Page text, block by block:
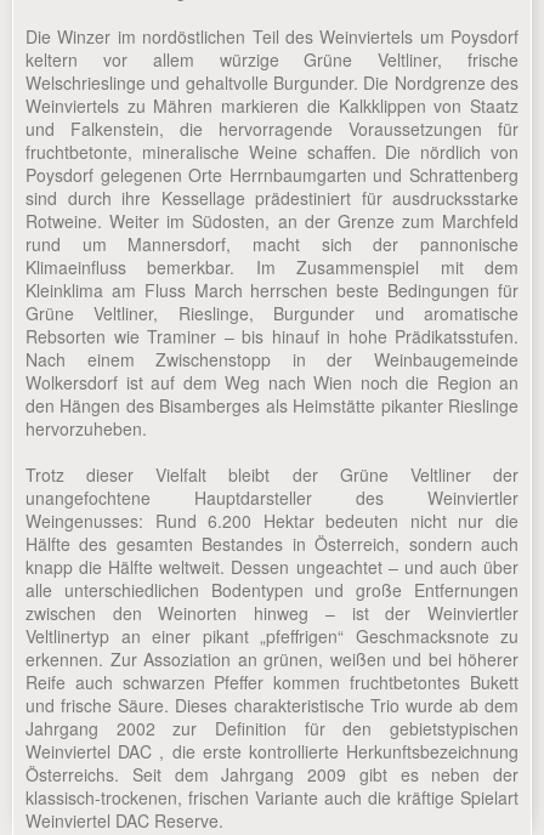
Die Winzer im nordöstlichen Teil des Weinviertels um Poysdorf
keltern vor allem würzige Grüne Veltliner, frische
Welschrieslinge und gehaltvolle Burgunder. Die Nordgrenze des
Weinviertels zu Mähren markieren die Kalkklippen von Staatz
und Falkenstein, die hervorragende Voraussetzungen für
fruchtbetonte, mineralische Weine schaffen. Die nördlich von
Poysdorf gelegenen Orte Herrnbaumgarten und Schrattenberg
sind durch ihre Kessellage prädestiniert für ausdrucksstarke
Rotweine. Weiter im Südosten, an der Grenze zum Marchfeld
rund um Mannersdorf, macht sich der pannonische
Klimaeinfluss bemerkbar. Im Zusammenspiel mit dem
Kleinklima am Fluss March herrschen beste Bedingungen für
Grüne Veltliner, Rieslinge, Burgunder und aromatische
Rebsorten wie Traminer – bis hinauf in hohe Prädikatsstufen.
Nach einem Zwischenstopp in der Weinbaugemeinde
Wolkersdorf ist auf dem Weg nach Wien noch die Region an
den Hängen des Bisamberges als Heimstätte pikanter Rieslinge
hervorzuheben.
Trotz dieser Vielfalt bleibt der Grüne Veltliner der
unangefochtene Hauptdarsteller des Weinviertler
Weingenusses: Rund 6.200 Hektar bedeuten nicht nur die
Hälfte des gesamten Bestandes in Österreich, sondern auch
knapp die Hälfte weltweit. Dessen ungeachtet – und auch über
alle unterschiedlichen Bodentypen und große Entfernungen
zwischen den Weinorten hinweg – ist der Weinviertler
Veltlinertyp an einer pikant „pfeffrigen“ Geschmacksnote zu
erkennen. Zur Assoziation an grünen, weißen und bei höherer
Reife auch schwarzen Pfeffer kommen fruchtbetontes Bukett
und frische Säure. Dieses charakteristische Trio wurde ab dem
Jahrgang 2002 zur Definition für den gebietstypischen
Weinviertel DAC , die erste kontrollierte Herkunftsbezeichnung
Österreichs. Seit dem Jahrgang 2009 gibt es neben der
klassisch-trockenen, frischen Variante auch die kräftige Spielart
Weinviertel DAC Reserve.